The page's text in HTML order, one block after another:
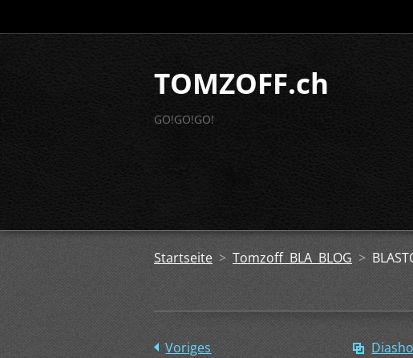
TOMZOFF.ch
GO!GO!GO!
Startseite > Tomzoff BLA BLOG >
Voriges